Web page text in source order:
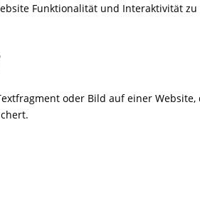
Funktionalität und Interaktivität
oder Bild auf einer